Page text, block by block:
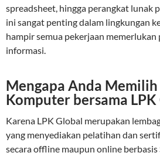
spreadsheet, hingga perangkat lunak
ini sangat penting dalam lingkungan
hampir semua pekerjaan
informasi.
Mengapa Anda
Komputer bersama LPK
Karena LPK Global merupakan
yang menyediakan pelatihan dan
secara offline maupun online berbasis